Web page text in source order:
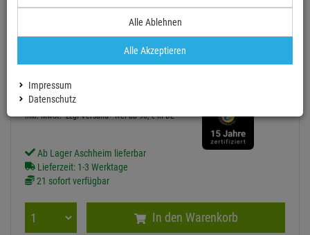
MAGICFX® Konfettikanone Handheld, 50cm,
Artikel-Nummer:MFXHC03MC
/ Monat
UVP:
5,90 €
inkl. MwSt. zzgl Versand - frei ab 90,-€ in DE
Ab Lager Aschheim lieferbar
Lieferzeit: 1-3 Werktage
21 sofort verfügbar
In den Warenkorb
Alle Ablehnen
Alle Akzeptieren
Impressum
Datenschutz